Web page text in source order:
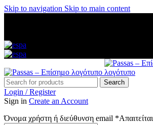
Skip to navigation Skip to main content
Search
Login / Register
Sign in Create an Account
Όνομα χρήστη ή διεύθυνση email *Απαιτείται